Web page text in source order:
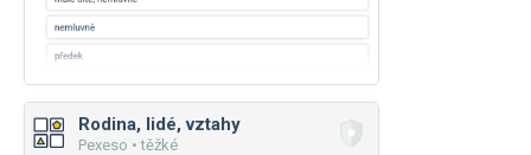
Rodina, lidé, vztahy
Pexeso • těžké